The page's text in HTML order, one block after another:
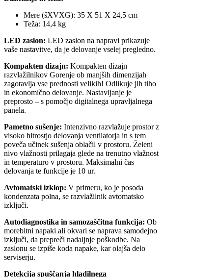
Mere (šXVXG): 35 X 51 X 24,5 cm
Teža: 14,4 kg
LED zaslon: LED zaslon na napravi prikazuje
vaše nastavitve, da je delovanje vselej pregledno.
Kompakten dizajn: Kompakten dizajn
razvlažilnikov Gorenje ob manjših dimenzijah
zagotavlja vse prednosti velikih! Odlikuje jih tiho
in ekonomično delovanje. Nastavljanje je
preprosto – s pomočjo digitalnega upravljalnega
panela.
Pametno sušenje: Intenzivno razvlažuje prostor z
visoko hitrostjo delovanja ventilatorja in s tem
poveča učinek sušenja oblačil v prostoru. Želeni
nivo vlažnosti prilagaja glede na trenutno vlažnost
in temperaturo v prostoru. Maksimalni čas
delovanja te funkcije je 10 ur.
Avtomatski izklop: V primeru, ko je posoda
kondenzata polna, se razvlažilnik avtomatsko
izključi.
Autodiagnostika in samozaščitna funkcija: Ob
morebitni napaki ali okvari se naprava samodejno
izključi, da prepreči nadaljnje poškodbe. Na
zaslonu se izpiše koda napake, kar olajša delo
serviserju.
Detekcija spuščanja hladilnega